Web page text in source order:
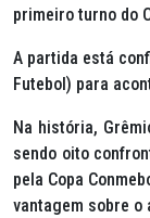
primeiro turno do
A partida está
Futebol) para
Na história,
sendo oito
pela Copa
vantagem sobre